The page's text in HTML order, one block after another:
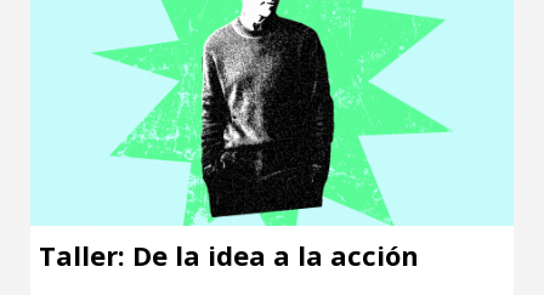
Taller: De la idea a la acción